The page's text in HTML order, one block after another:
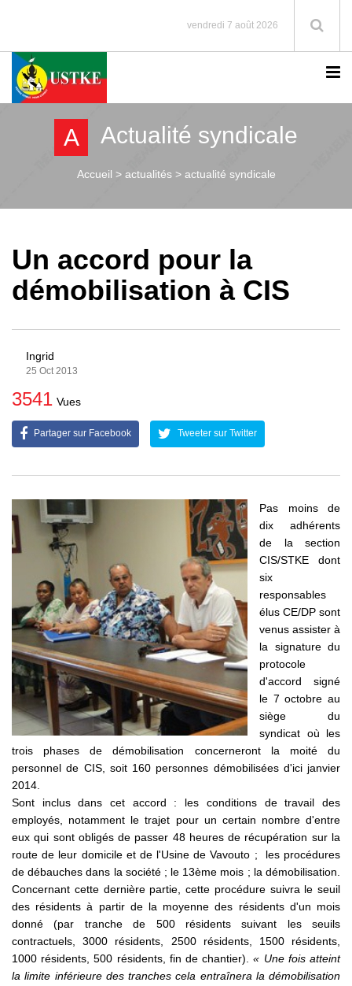
vendredi 7 août 2026
A Actualité syndicale
Accueil >actualités > actualité syndicale
Un accord pour la
démobilisation à CIS
Ingrid
25 Oct 2013
3541 Vues
Partager sur Facebook Tweeter sur Twitter
Pas moins de
dix adhérents
de la section
CIS/STKE dont
six
responsables
élus CE/DP sont
venus assister à
la signature du
protocole
d'accord signé
le 7 octobre au
siège du
syndicat où les
trois phases de démobilisation concerneront la moité du
personnel de CIS, soit 160 personnes démobilisées d'ici janvier
2014.
Sont inclus dans cet accord : les conditions de travail des
employés, notamment le trajet pour un certain nombre d'entre
eux qui sont obligés de passer 48 heures de récupération sur la
route de leur domicile et de l'Usine de Vavouto ; les procédures
de débauches dans la société ; le 13ème mois ; la démobilisation.
Concernant cette dernière partie, cette procédure suivra le seuil
des résidents à partir de la moyenne des résidents d'un mois
donné (par tranche de 500 résidents suivant les seuils
contractuels, 3000 résidents, 2500 résidents, 1500 résidents,
1000 résidents, 500 résidents, fin de chantier).
« Une fois atteint
la limite inférieure des tranches cela entraînera la démobilisation